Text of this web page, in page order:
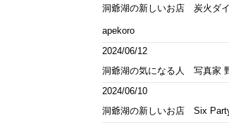
洞爺湖の新しいお店 炭火ダ
apekoro
2024/06/12
洞爺湖の気になる人 写真家
2024/06/10
洞爺湖の新しいお店 Six